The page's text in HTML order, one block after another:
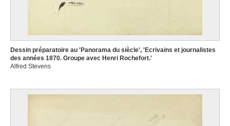
Dessin préparatoire au 'Panorama du siècle', 'Ecrivains et journalistes
des années 1870. Groupe avec Henri Rochefort.'
Alfred Stevens